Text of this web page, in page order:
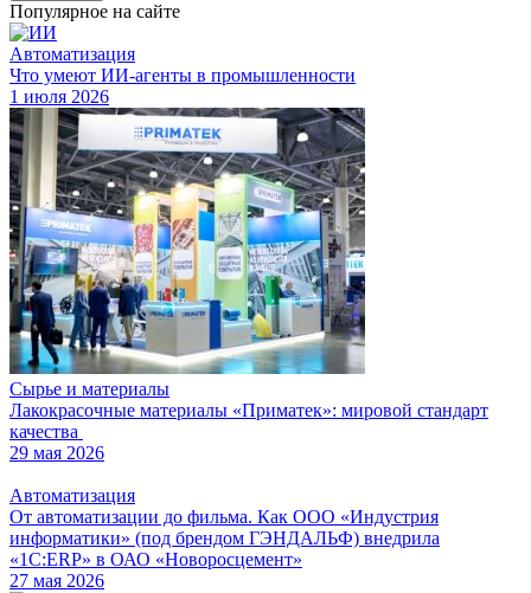
Популярное на сайте
Автоматизация
Что умеют ИИ-агенты в промышленности
1 июля 2026
Сырье и материалы
Лакокрасочные материалы «Приматек»: мировой стандарт
качества
29 мая 2026
Автоматизация
От автоматизации до фильма. Как ООО «Индустрия
информатики» (под брендом ГЭНДАЛЬФ) внедрила
«1С:ERP» в ОАО «Новоросцемент»
27 мая 2026